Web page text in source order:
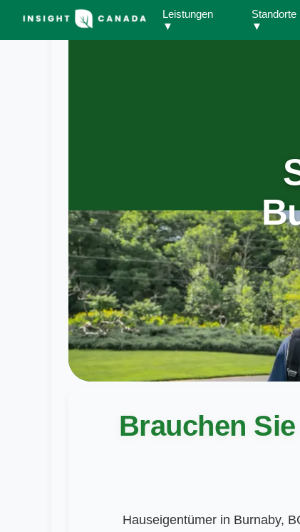
Leistungen
▼
Standorte
▼
Brauchen
Hauseigentümer in Burnaby,